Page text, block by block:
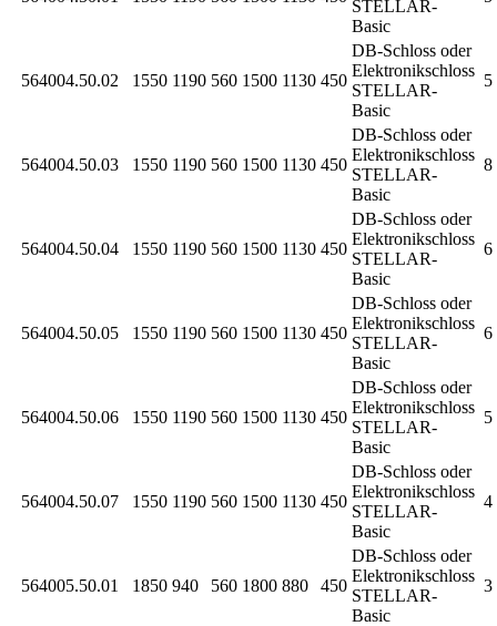
STELLAR-
Basic
564004.50.02 1550 1190 560 1500 1130 450
DB-Schloss oder
Elektronikschloss
STELLAR-
Basic
5
564004.50.03 1550 1190 560 1500 1130 450
DB-Schloss oder
Elektronikschloss
STELLAR-
Basic
8
564004.50.04 1550 1190 560 1500 1130 450
DB-Schloss oder
Elektronikschloss
STELLAR-
Basic
6
564004.50.05 1550 1190 560 1500 1130 450
DB-Schloss oder
Elektronikschloss
STELLAR-
Basic
6
564004.50.06 1550 1190 560 1500 1130 450
DB-Schloss oder
Elektronikschloss
STELLAR-
Basic
5
564004.50.07 1550 1190 560 1500 1130 450
DB-Schloss oder
Elektronikschloss
STELLAR-
Basic
4
564005.50.01 1850 940 560 1800 880 450
DB-Schloss oder
Elektronikschloss
STELLAR-
Basic
3